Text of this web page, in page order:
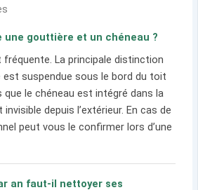
une gouttière et un chéneau ?
La principale distinction
est suspendue sous le bord du toit
que le chéneau est intégré dans la
depuis l’extérieur. En cas de
peut vous le confirmer lors d’une
an faut-il nettoyer ses